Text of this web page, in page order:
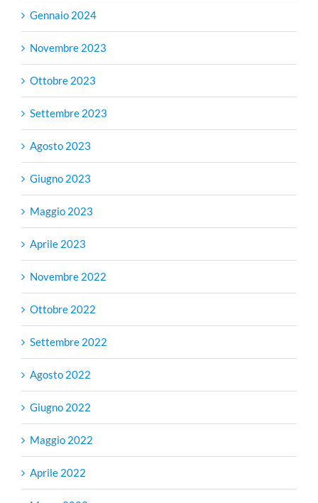
Gennaio 2024
Novembre 2023
Ottobre 2023
Settembre 2023
Agosto 2023
Giugno 2023
Maggio 2023
Aprile 2023
Novembre 2022
Ottobre 2022
Settembre 2022
Agosto 2022
Giugno 2022
Maggio 2022
Aprile 2022